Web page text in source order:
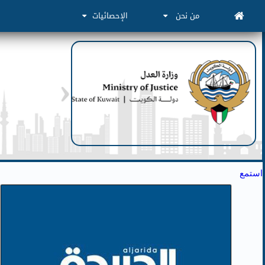
من نحن الإحصائيات
استمع